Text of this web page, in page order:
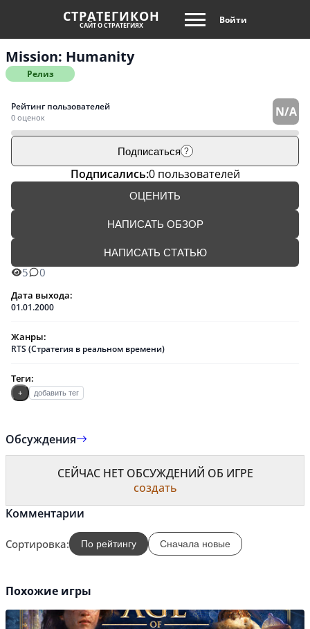
СТРАТЕГИКОН
САЙТ О СТРАТЕГИЯХ Войти
Mission: Humanity
Релиз
Рейтинг пользователей
0 оценок N/A
Подписаться ?
Подписались:0 пользователей
ОЦЕНИТЬ
НАПИСАТЬ ОБЗОР
НАПИСАТЬ СТАТЬЮ
5 0
Дата выхода:
01.01.2000
Жанры:
RTS (Стратегия в реальном времени)
Теги:
+ добавить тег
Обсуждения
СЕЙЧАС НЕТ ОБСУЖДЕНИЙ ОБ ИГРЕ
создать
Комментарии
Сортировка: По рейтингу Сначала новые
Похожие игры